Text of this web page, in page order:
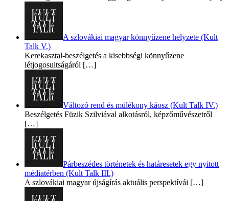
A szlovákiai magyar könnyűzene helyzete (Kult
Talk V.)
Kerekasztal-beszélgetés a kisebbségi könnyűzene
létjogosultságáról […]
Változó rend és múlékony káosz (Kult Talk IV.)
Beszélgetés Füzik Szilviával alkotásról, képzőművészetről
[…]
Párbeszédes történetek és határesetek egy nyitott
médiatérben (Kult Talk III.)
A szlovákiai magyar újságírás aktuális perspektívái […]